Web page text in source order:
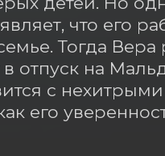
что его
Тогда Вера
отпуск на
с
его